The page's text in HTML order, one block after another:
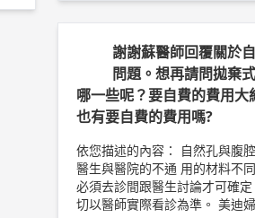
看診為準。 陳怡斌 中西醫師 醫學博士 中華民國婦產科專
科醫師 中華民國中醫兒科醫學
疏鬆症學會專科醫師 長庚紀念
主治醫師 前長庚紀念醫院中醫
醫院中藥藥事委員會主席 前長
駐診主治醫師 前長庚紀念醫院
gmh.org.tw/tw/Services/
謝謝蘇醫師回覆關於
問題。想再請問拋棄
哪一些呢？要自費的費用
也有要自費的費用嗎?
依您描述的內容： 自然孔與腹
醫生與醫院的不通 用的材料不
必須去診間跟醫生討論才可確定 以上純係觀念交流，
切以醫師實際看診為準。 美迪婦產科診所 院長 台北中山